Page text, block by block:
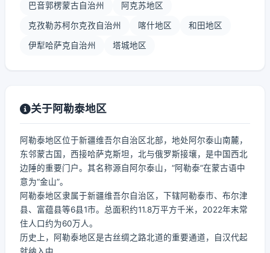
巴音郭楞蒙古自治州 阿克苏地区
克孜勒苏柯尔克孜自治州 喀什地区 和田地区
伊犁哈萨克自治州 塔城地区
关于阿勒泰地区
阿勒泰地区位于新疆维吾尔自治区北部，地处阿尔泰山南麓，
东邻蒙古国，西接哈萨克斯坦，北与俄罗斯接壤，是中国西北
边陲的重要门户。其名称源自阿尔泰山，“阿勒泰”在蒙古语中
意为“金山”。
阿勒泰地区隶属于新疆维吾尔自治区，下辖阿勒泰市、布尔津
县、富蕴县等6县1市。总面积约11.8万平方千米，2022年末常
住人口约为60万人。
历史上，阿勒泰地区是古丝绸之路北道的重要通道，自汉代起